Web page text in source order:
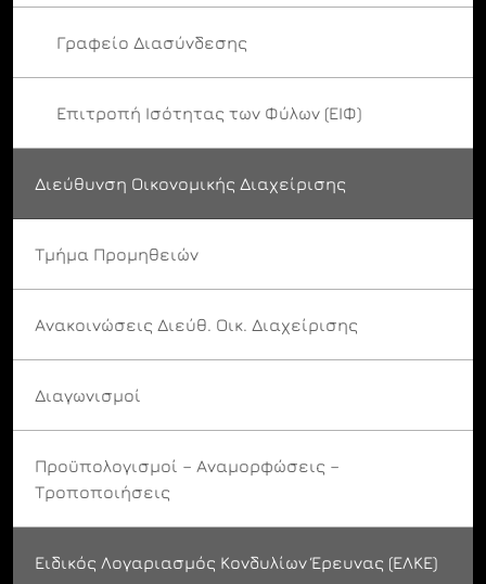
Γραφείο Διασύνδεσης
Επιτροπή Ισότητας των Φύλων (ΕΙΦ)
Διεύθυνση Οικονομικής Διαχείρισης
Τμήμα Προμηθειών
Ανακοινώσεις Διεύθ. Οικ. Διαχείρισης
Διαγωνισμοί
Προϋπολογισμοί – Αναμορφώσεις –
Τροποποιήσεις
Ειδικός Λογαριασμός Κονδυλίων Έρευνας (ΕΛΚΕ)